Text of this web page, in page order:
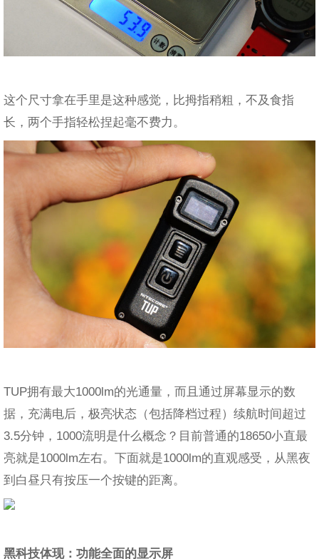
这个尺寸拿在手里是这种感觉，比拇指稍粗，不及食指
长，两个手指轻松捏起毫不费力。
TUP拥有最大1000lm的光通量，而且通过屏幕显示的数
据，充满电后，极亮状态（包括降档过程）续航时间超过
3.5分钟，1000流明是什么概念？目前普通的18650小直最
亮就是1000lm左右。下面就是1000lm的直观感受，从黑夜
到白昼只有按压一个按键的距离。
黑科技体现：功能全面的显示屏